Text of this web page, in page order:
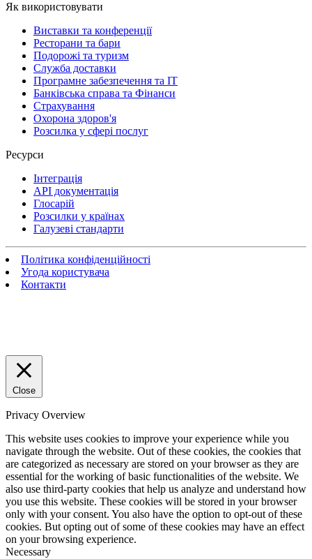
Як використовувати
Виставки та конференції
Ресторани та бари
Подорожі та туризм
Служба доставки
Програмне забезпечення та IT
Банківська справа та Фінанси
Страхування
Охорона здоров'я
Розсилка у сфері послуг
Ресурси
Інтеграція
API документація
Глосарій
Розсилки у країнах
Галузеві стандарти
Політика конфіденційності
Угода користувача
Контакти
Close
Privacy Overview
This website uses cookies to improve your experience while you
navigate through the website. Out of these cookies, the cookies that
are categorized as necessary are stored on your browser as they are
essential for the working of basic functionalities of the website. We
also use third-party cookies that help us analyze and understand how
you use this website. These cookies will be stored in your browser
only with your consent. You also have the option to opt-out of these
cookies. But opting out of some of these cookies may have an effect
on your browsing experience.
Necessary